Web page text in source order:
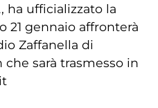
ha ufficializzato la
21 gennaio affronterà
Zaffanella di
che sarà trasmesso in